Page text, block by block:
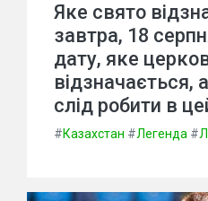
Яке свято
завтра, 18
дату, яке
відзначається,
слід робити в
#Казахстан #Легенда #